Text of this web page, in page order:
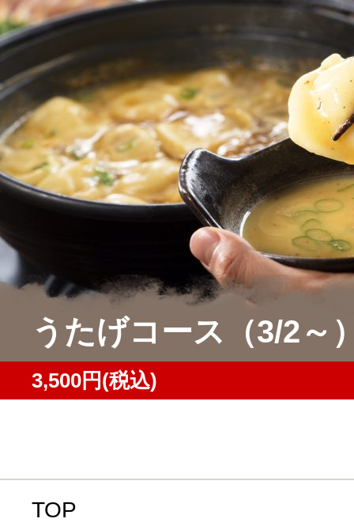
うたげコース（3/2～
3,500円(税込)
TOP